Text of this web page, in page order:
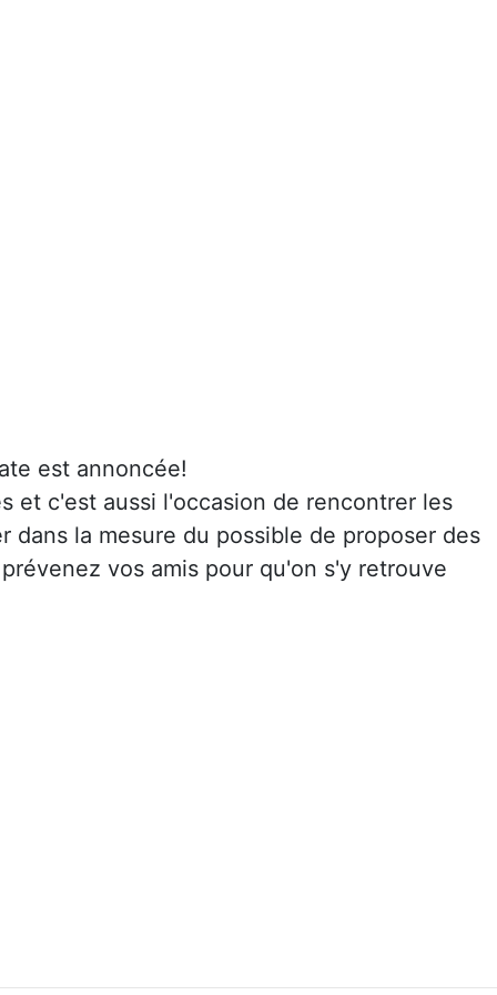
est annoncée!
et c'est aussi l'occasion de rencontrer les
la mesure du possible de proposer des
vos amis pour qu'on s'y retrouve